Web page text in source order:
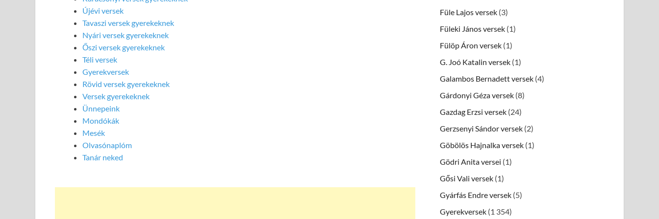
Újévi versek
Tavaszi versek gyerekeknek
Nyári versek gyerekeknek
Őszi versek gyerekeknek
Téli versek
Gyerekversek
Rövid versek gyerekeknek
Versek gyerekeknek
Ünnepeink
Mondókák
Mesék
Olvasónaplóm
Tanár neked
Füle Lajos versek (3)
Füleki János versek (1)
Fülöp Áron versek (1)
G. Joó Katalin versek (1)
Galambos Bernadett versek (4)
Gárdonyi Géza versek (8)
Gazdag Erzsi versek (24)
Gerzsenyi Sándor versek (2)
Göbölös Hajnalka versek (1)
Gödri Anita versei (1)
Gősi Vali versek (1)
Gyárfás Endre versek (5)
Gyerekversek (1 354)